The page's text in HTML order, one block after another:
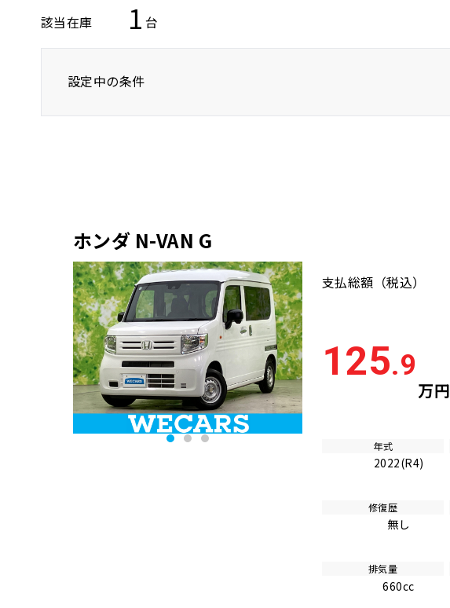
該当在庫 1 台
設定中の条件
ホンダ N-VAN G
支払総額 （税込）
125.9
万円
年式
2022(R4)
修復歴
無し
排気量
660cc